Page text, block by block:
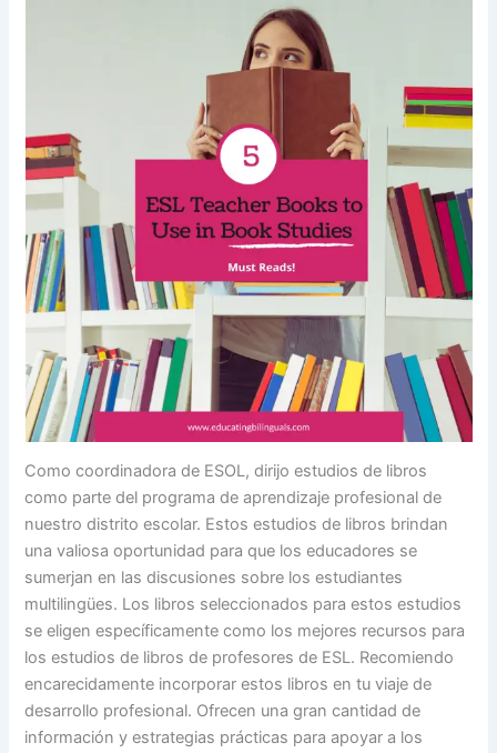
Como coordinadora de ESOL, dirijo estudios de libros
como parte del programa de aprendizaje profesional de
nuestro distrito escolar. Estos estudios de libros brindan
una valiosa oportunidad para que los educadores se
sumerjan en las discusiones sobre los estudiantes
multilingües. Los libros seleccionados para estos estudios
se eligen específicamente como los mejores recursos para
los estudios de libros de profesores de ESL. Recomiendo
encarecidamente incorporar estos libros en tu viaje de
desarrollo profesional. Ofrecen una gran cantidad de
información y estrategias prácticas para apoyar a los